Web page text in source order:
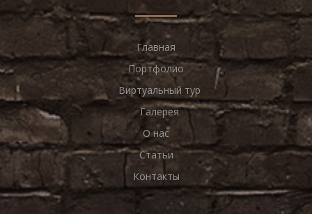
Главная
Портфолио
Виртуальный тур
Галерея
О нас
Статьи
Контакты